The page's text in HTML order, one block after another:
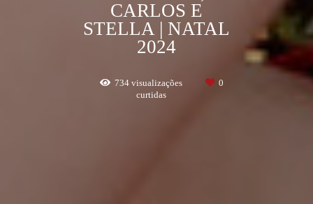
CARLOS E
STELLA | NATAL
2024
734 visualizações
0
curtidas